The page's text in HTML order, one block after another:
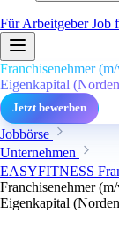
Für ArbeitgeberJob
Franchisenehmer
Eigenkapital
Jetzt bewerben
Jobbörse
Unternehmen
EASYFITNESS
Franchisenehmer
Eigenkapital